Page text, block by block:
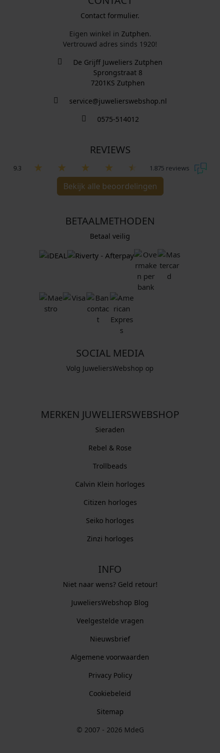
Contact formulier.
Eigen winkel in Zutphen.
Vertrouwd adres sinds 1920!
De Grijff Juweliers Zutphen
Sprongstraat 8
7201KS Zutphen
service@juwelierswebshop.nl
0575-514012
REVIEWS
9.3 1.875 reviews
Bekijk alle beoordelingen
BETAALMETHODEN
Betaal veilig
SOCIAL MEDIA
Volg JuweliersWebshop op
MERKEN JUWELIERSWEBSHOP
Sieraden
Rebel & Rose
Trollbeads
Calvin Klein horloges
Citizen horloges
Seiko horloges
Zinzi horloges
INFO
Niet naar wens? Geld retour!
JuweliersWebshop Blog
Veelgestelde vragen
Nieuwsbrief
Algemene voorwaarden
Privacy Policy
Cookiebeleid
Sitemap
© 2007 - 2026 MdeG